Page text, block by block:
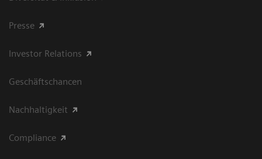
Presse
Investor Relations
Geschäftschancen
Nachhaltigkeit
Compliance